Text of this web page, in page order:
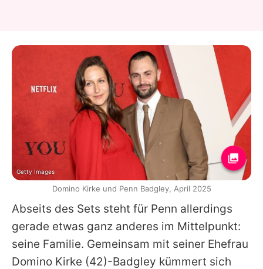
Abseits des Sets steht für Penn allerdings
gerade etwas ganz anderes im Mittelpunkt:
seine Familie. Gemeinsam mit seiner Ehefrau
Domino Kirke (42)-Badgley kümmert sich
Getty Images
Domino Kirke und Penn Badgley, April 2025